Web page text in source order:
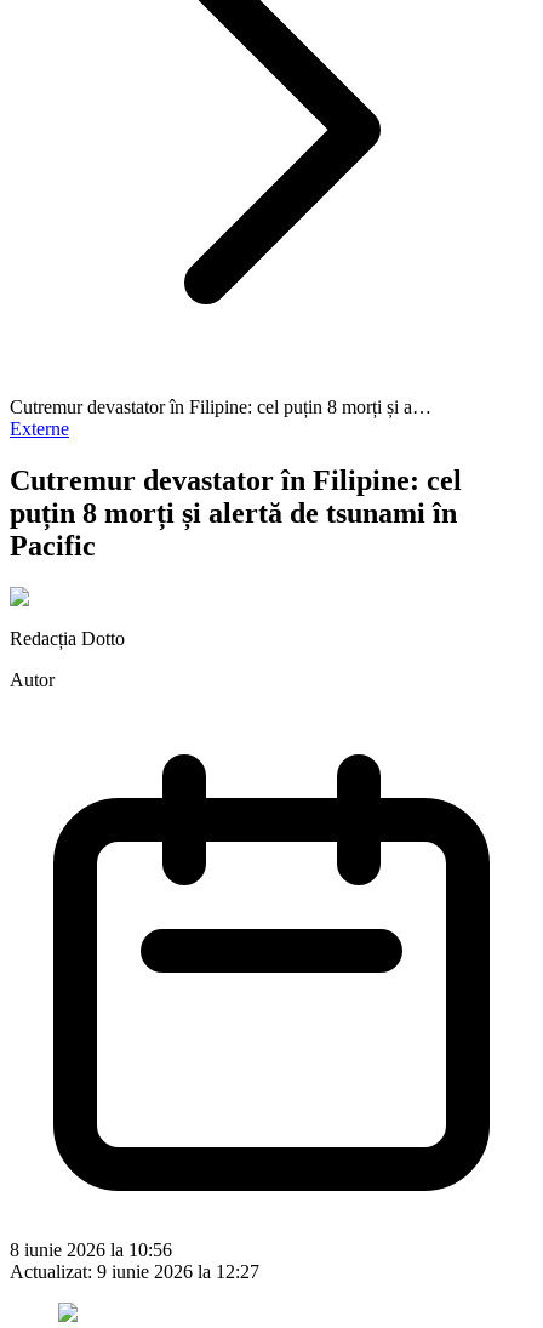
Cutremur devastator în Filipine: cel puțin 8 morți și a…
Externe
Cutremur devastator în Filipine: cel
puțin 8 morți și alertă de tsunami în
Pacific
Redacția Dotto
Autor
8 iunie 2026 la 10:56
Actualizat: 9 iunie 2026 la 12:27